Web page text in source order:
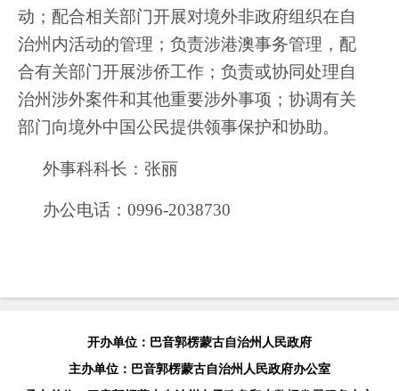
动；配合相关部门开展对境外非政府组织在自
治州内活动的管理；负责涉港澳事务管理，配
合有关部门开展涉侨工作；负责或协同处理自
治州涉外案件和其他重要涉外事项；协调有关
部门向境外中国公民提供领事保护和协助。
外事科科长： 张丽
办公电话： 0996-2038730
开办单位：巴音郭楞蒙古自治州人民政府
主办单位：巴音郭楞蒙古自治州人民政府办公室